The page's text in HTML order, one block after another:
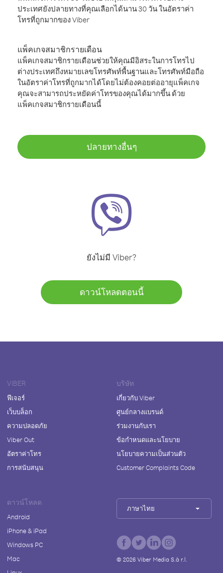
ประเทศยังปลายทางที่คุณเลือกได้นาน 30 วัน ในอัตราค่า
โทรที่ถูกมากของ Viber
แพ็คเกจสมาชิกรายเดือน
แพ็คเกจสมาชิกรายเดือนช่วยให้คุณมีอิสระในการโทรไป
ต่างประเทศถึงหมายเลขโทรศัพท์พื้นฐานและโทรศัพท์มือถือ
ในอัตราค่าโทรที่ถูกมากได้โดยไม่ต้องคอยต่ออายุแพ็คเกจ
คุณจะสามารถประหยัดค่าโทรของคุณได้มากขึ้น ด้วย
แพ็คเกจสมาชิกรายเดือนนี้
ปลายทางอื่นๆ
ยังไม่มี Viber?
ดาวน์โหลดตอนนี้
VIBER
ฟีเจอร์
เว็บบล็อก
ความปลอดภัย
Viber Out
อัตราค่าโทร
การสนับสนุน
บริษัท
เกี่ยวกับ Viber
ศูนย์กลางแบรนด์
ร่วมงานกับเรา
ข้อกำหนดและนโยบาย
นโยบายความเป็นส่วนตัว
Customer Complaints Code
ดาวน์โหลด
Android
iPhone & iPad
Windows PC
Mac
ภาษาไทย
© 2026Viber Media S.à r.l.